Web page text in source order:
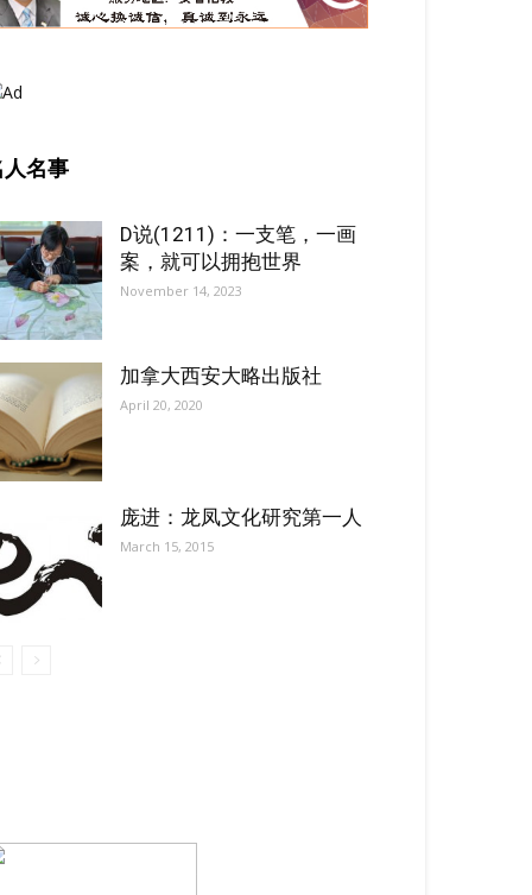
人名事
D说(1211)：一支笔，一画
案，就可以拥抱世界
November 14, 2023
加拿大西安大略出版社
April 20, 2020
庞进：龙凤文化研究第一人
March 15, 2015